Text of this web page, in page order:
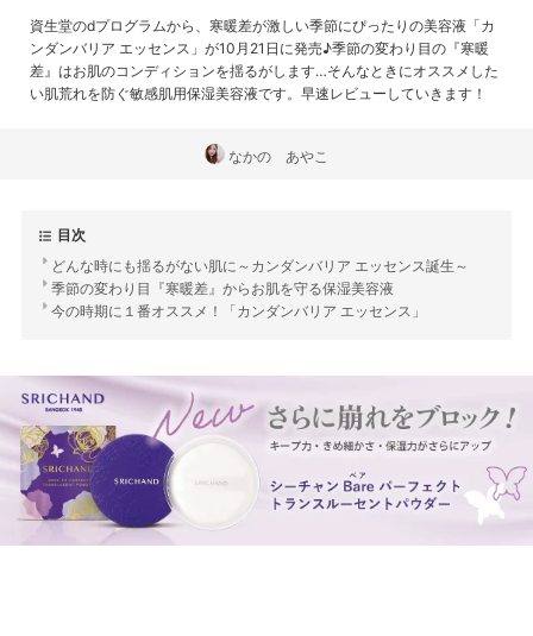
資生堂のdプログラムから、寒暖差が激しい季節にぴったりの美容液「カ
ンダンバリア エッセンス」が10月21日に発売♪季節の変わり目の『寒暖
差』はお肌のコンディションを揺るがします…そんなときにオススメした
い肌荒れを防ぐ敏感肌用保湿美容液です。早速レビューしていきます！
なかの あやこ
目次
どんな時にも揺るがない肌に～カンダンバリア エッセンス誕生～
季節の変わり目『寒暖差』からお肌を守る保湿美容液
今の時期に１番オススメ！「カンダンバリア エッセンス」